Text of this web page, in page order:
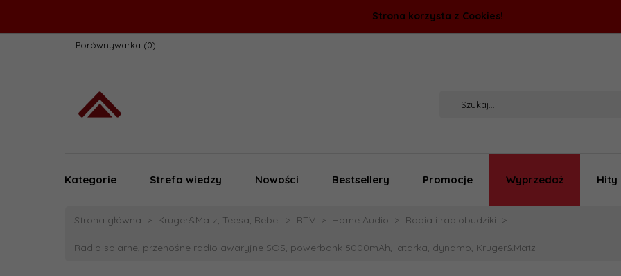
Strona korzysta z Cookies!
Porównywarka
Kategorie Strefa wiedzy Nowości Bestsellery Promocje Wyprzedaż Hity
Strona główna Kruger&Matz, Teesa, Rebel RTV Home Audio Radia i radiobudziki
Radio solarne, przenośne radio awaryjne SOS, powerbank 5000mAh, latarka, dynamo, Kruger&Matz